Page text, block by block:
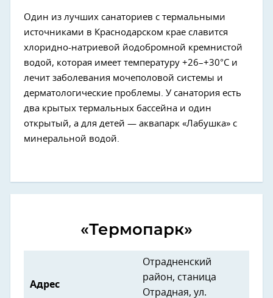
Один из лучших санаториев с термальными
источниками в Краснодарском крае славится
хлоридно-натриевой йодобромной кремнистой
водой, которая имеет температуру +26–+30°С и
лечит заболевания мочеполовой системы и
дерматологические проблемы. У санатория есть
два крытых термальных бассейна и один
открытый, а для детей — аквапарк «Лабушка» с
минеральной водой.
«Термопарк»
Адрес
Отрадненский
район, станица
Отрадная, ул.